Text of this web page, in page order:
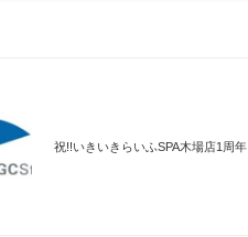
祝!!いきいきらいふSPA木場店1周年